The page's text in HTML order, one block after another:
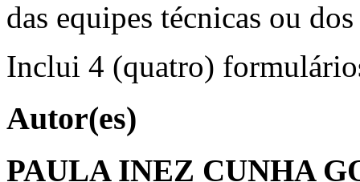
das equipes técnicas ou
Inclui 4 (quatro)
Autor(es)
PAULA INEZ CUNHA